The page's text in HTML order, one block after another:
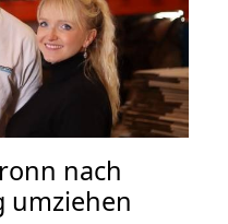
nach
umziehen